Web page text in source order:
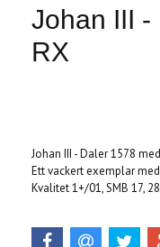
Johan III -
RX
Johan III - Daler 1578
Ett vackert exemplar
Kvalitet 1+/01, SMB 17,